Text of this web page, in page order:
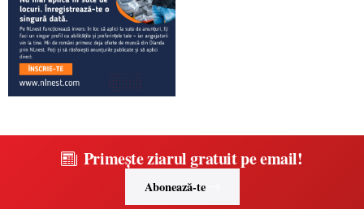
Primește ziarul gratuit pe email!
Abonează-te